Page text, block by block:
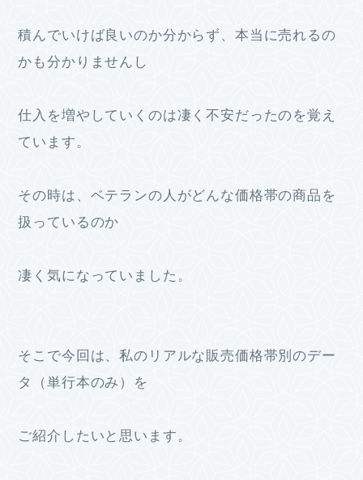
積んでいけば良いのか分からず、本当に売れるの
かも分かりませんし
仕入を増やしていくのは凄く不安だったのを覚え
ています。
その時は、ベテランの人がどんな価格帯の商品を
扱っているのか
凄く気になっていました。
そこで今回は、私のリアルな販売価格帯別のデー
タ（単行本のみ）を
ご紹介したいと思います。